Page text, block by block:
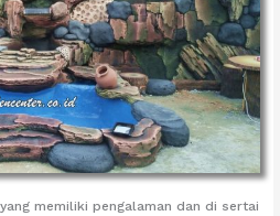
memiliki pengalaman dan di sertai